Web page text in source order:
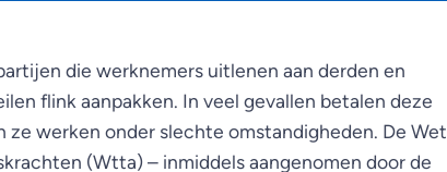
die werknemers uitlenen aan derden en
flink aanpakken. In veel gevallen betalen deze
werken onder slechte omstandigheden. De Wet
(Wtta) – inmiddels aangenomen door de